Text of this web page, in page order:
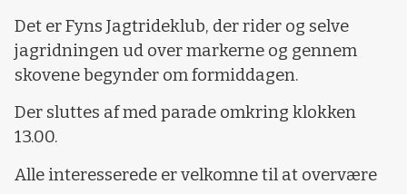
Det er Fyns Jagtrideklub, der rider og selve
jagridningen ud over markerne og gennem
skovene begynder om formiddagen.
Der sluttes af med parade omkring klokken
13.00.
Alle interesserede er velkomne til at overvære